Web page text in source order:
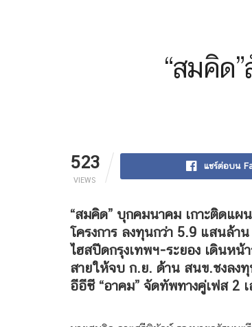
“สมคิด
523
VIEWS
แชร์ต่อบน
“สมคิด” บุกคมนาคม เกาะติดแผ
โครงการ ลงทุนกว่า 5.9 แสนล้
ไฮสปีดกรุงเทพฯ-ระยอง เดินหน้
สายให้จบ ก.ย. ด้าน สนข.ชงลง
อีอีซี “อาคม” จัดทัพทางคู่เฟส